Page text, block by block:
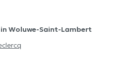
propre potentiel pour
son existence et pour se
Woluwe-Saint-Lambert